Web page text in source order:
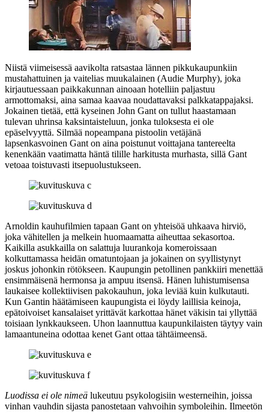
Niistä viimeisessä aavikolta ratsastaa lännen pikkukaupunkiin
mustahattuinen ja vaitelias muukalainen (Audie Murphy), joka
kirjautuessaan paikkakunnan ainoaan hotelliin paljastuu
armottomaksi, aina samaa kaavaa noudattavaksi palkkatappajaksi.
Jokainen tietää, että kyseinen John Gant on tullut haastamaan
tulevan uhrinsa kaksintaisteluun, jonka tuloksesta ei ole
epäselvyyttä. Silmää nopeampana pistoolin vetäjänä
lapsenkasvoinen Gant on aina poistunut voittajana tantereelta
kenenkään vaatimatta häntä tilille harkitusta murhasta, sillä Gant
vetoaa toistuvasti itsepuolustukseen.
Arnoldin kauhufilmien tapaan Gant on yhteisöä uhkaava hirviö,
joka vähitellen ja melkein huomaamatta aiheuttaa sekasortoa.
Kaikilla asukkailla on salattuja luurankoja komeroissaan
kolkuttamassa heidän omatuntojaan ja jokainen on syyllistynyt
joskus johonkin rötökseen. Kaupungin petollinen pankkiiri menettää
ensimmäisenä hermonsa ja ampuu itsensä. Hänen luhistumisensa
laukaisee kollektiivisen pakokauhun, joka leviää kuin kulkutauti.
Kun Gantin häätämiseen kaupungista ei löydy laillisia keinoja,
epätoivoiset kansalaiset yrittävät karkottaa hänet väkisin tai yllyttää
toisiaan lynkkaukseen. Uhon laannuttua kaupunkilaisten täytyy vain
lamaantuneina odottaa kenet Gant ottaa tähtäimeensä.
Luodissa ei ole nimeä lukeutuu psykologisiin westerneihin, joissa
vinhan vauhdin sijasta panostetaan vahvoihin symboleihin. Ilmeetön